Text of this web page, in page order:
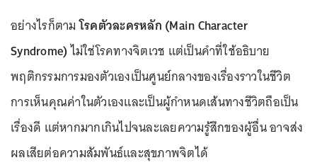
อย่างไรก็ตามโรคตัวละครหลัก (Main Character
Syndrome)ไม่ใช่โรคทางจิตเวช แต่เป็นคำที่ใช้อธิบาย
พฤติกรรมการมองตัวเองเป็นศูนย์กลางของเรื่องราวในชีวิต
การเห็นคุณค่าในตัวเองและเป็นผู้กำหนดเส้นทางชีวิตถือเป็น
เรื่องดี แต่หากมากเกินไปจนละเลยความรู้สึกของผู้อื่น อาจส่ง
ผลเสียต่อความสัมพันธ์และสุขภาพจิตได้